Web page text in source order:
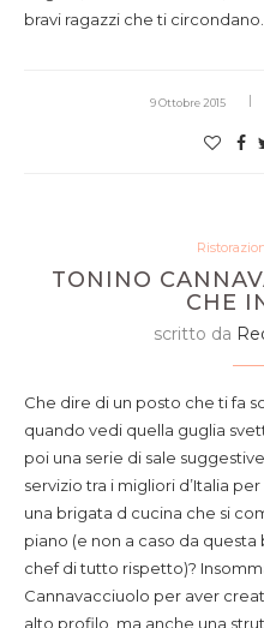
bravi ragazzi che ti circondano.
9 Ottobre 2015
TONINO
CHE
scritto da
Che dire di un posto che ti fa
quando vedi quella guglia
poi una serie di sale
servizio tra i migliori d’Italia
una brigata d cucina che si
piano (e non a caso da
chef di tutto rispetto)?
Cannavacciuolo per aver
alto profilo, ma anche una